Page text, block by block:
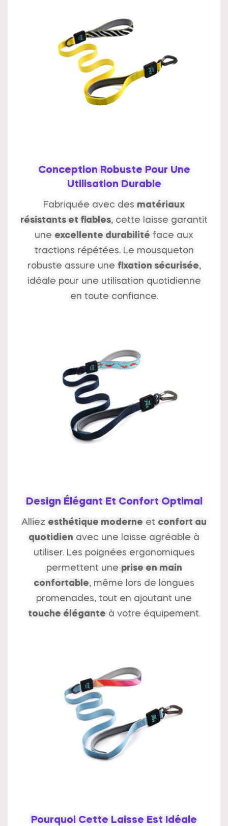
Conception Robuste Pour Une
Utilisation Durable
Fabriquée avec des matériaux
résistants et fiables, cette laisse garantit
une excellente durabilité face aux
tractions répétées. Le mousqueton
robuste assure une fixation sécurisée,
idéale pour une utilisation quotidienne
en toute confiance.
Design Élégant Et Confort Optimal
Alliez esthétique moderne et confort au
quotidien avec une laisse agréable à
utiliser. Les poignées ergonomiques
permettent une prise en main
confortable, même lors de longues
promenades, tout en ajoutant une
touche élégante à votre équipement.
Pourquoi Cette Laisse Est Idéale